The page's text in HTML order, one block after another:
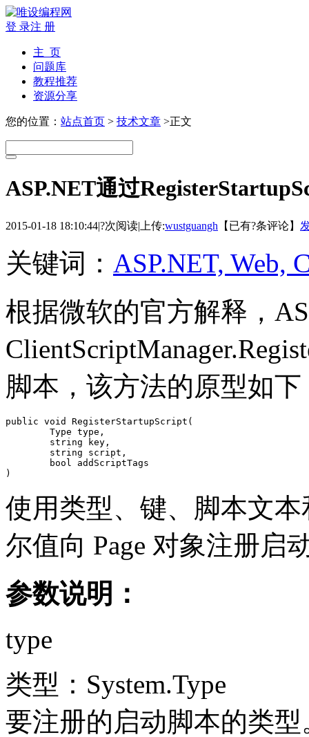
登 录注 册
主 页
问题库
教程推荐
资源分享
您的位置： 站点首页 > 技术文章 >正文
ASP.NET通过
2015-01-18 18:10:44|?次阅读| 上传:wustguangh 【已有?条评论】
关键词： ASP.NET, Web,
根据微软的官方解释，
脚本，该方法的原型如下
public void RegisterStartupScript(
)
使用类型、键、脚本文
尔值向 Page 对象注册启
参数说明：
type
类型：System.Type
要注册的启动脚本的类型